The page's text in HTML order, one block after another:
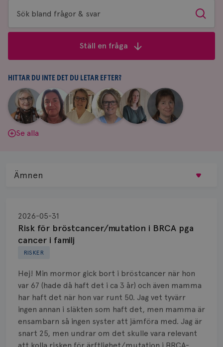
Sök
bland
&
svar
Sök
Ställ en fråga
HITTAR DU INTE DET DU LETAR EFTER?
Aina
Johnsson
|
Anne
Andersson
Fredrika
Killander
|
Jeanette
Bäcklund
|
Maria
Edegran
|
Yvette
Andersson
Se alla
RISKER
Risk för bröstcancer/mutation i BRCA pga
cancer i familj
2026-05-31
Hej! Min mormor gick bort i bröstcancer när hon
var 67 (hade då haft det i ca 3 år) och även mamma
har haft det när hon var runt 50. Jag vet tyvärr
ingen annan i släkten som haft det, men mamma är
ensambarn så ingen syster att jämföra med. Jag är
snart 25, men undrar om det skulle vara relevant
Ämnen
Biopsi
Biverkningar
Knöl
Läkemedel
Typ av bröstcancer